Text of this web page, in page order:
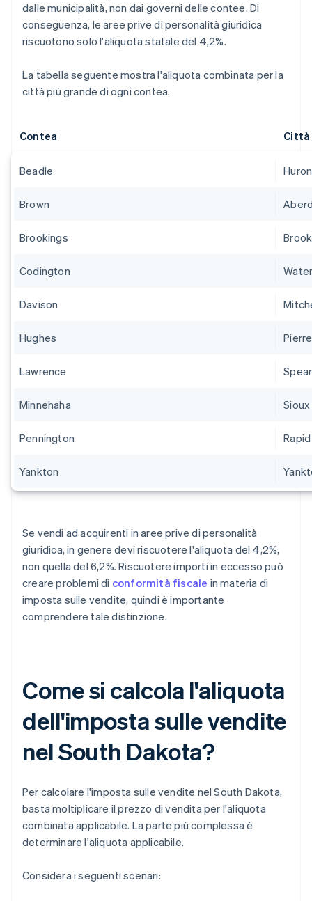
dalle municipalità, non dai governi delle contee. Di
conseguenza, le aree prive di personalità giuridica
riscuotono solo l'aliquota statale del 4,2%.
La tabella seguente mostra l'aliquota combinata per la
città più grande di ogni contea.
Contea Città
Beadle Huron
Brown
Brookings
Codington
Davison
Hughes Pierre
Lawrence
Minnehaha Sioux
Pennington
Yankton
Se vendi ad acquirenti in aree prive di personalità
giuridica, in genere devi riscuotere l'aliquota del 4,2%,
non quella del 6,2%. Riscuotere importi in eccesso può
creare problemi di conformità fiscale in materia di
imposta sulle vendite, quindi è importante
comprendere tale distinzione.
Come si calcola l'aliquota
dell'imposta sulle vendite
nel South Dakota?
Per calcolare l'imposta sulle vendite nel South Dakota,
basta moltiplicare il prezzo di vendita per l'aliquota
combinata applicabile. La parte più complessa è
determinare l'aliquota applicabile.
Considera i seguenti scenari: